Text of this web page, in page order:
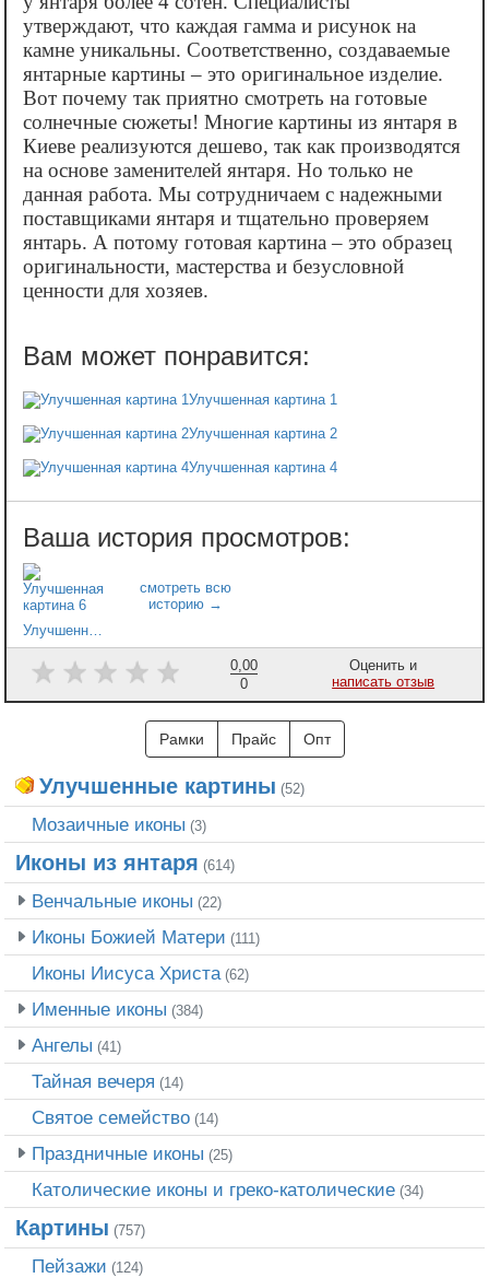
утверждают, что каждая гамма и рисунок на
камне уникальны. Соответственно, создаваемые
янтарные картины – это оригинальное изделие.
Вот почему так приятно смотреть на готовые
солнечные сюжеты! Многие картины из янтаря в
Киеве реализуются дешево, так как производятся
на основе заменителей янтаря. Но только не
данная работа. Мы сотрудничаем с надежными
поставщиками янтаря и тщательно проверяем
янтарь. А потому готовая картина – это образец
оригинальности, мастерства и безусловной
ценности для хозяев.
Улучшенная картина 1
Улучшенная картина 2
Улучшенная картина 4
0,00
0
Оценить и
написать отзыв
Рамки Прайс Опт
Улучшенные картины (52)
Мозаичные иконы (3)
Иконы из янтаря (614)
Венчальные иконы (22)
Иконы Божией Матери (111)
Иконы Иисуса Христа (62)
Именные иконы (384)
Ангелы (41)
Тайная вечеря (14)
Святое семейство (14)
Праздничные иконы (25)
Католические иконы и греко-католические (34)
Картины (757)
Пейзажи (124)